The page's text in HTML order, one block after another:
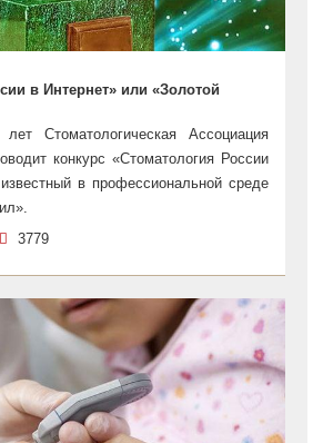
в Интернет» или «Золотой
Стоматологическая Ассоциация
конкурс «Стоматология России
в профессиональной среде
3779